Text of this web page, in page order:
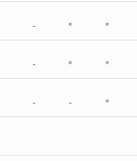
- * *
- * *
- - *